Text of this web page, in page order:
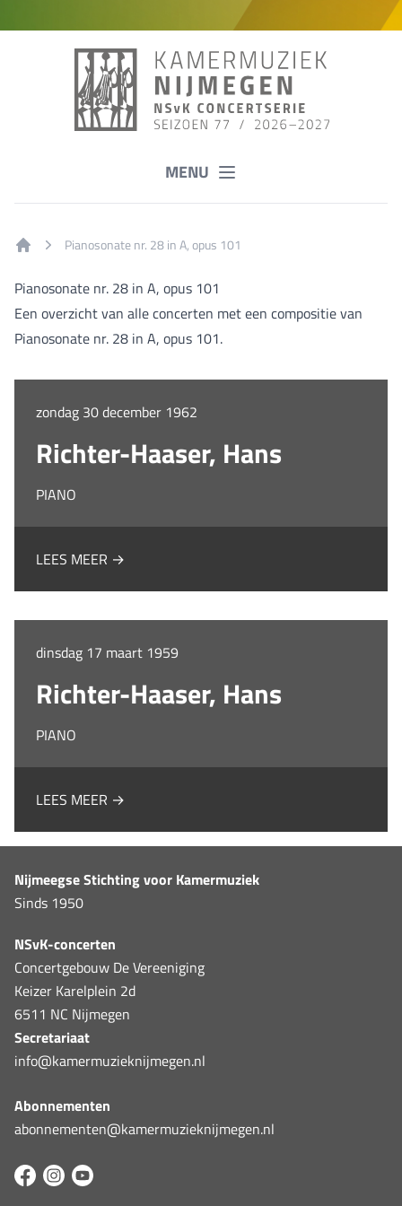
MENU
Pianosonate nr. 28 in A, opus 101
Pianosonate nr. 28 in A, opus 101
Een overzicht van alle concerten met een compositie van
Pianosonate nr. 28 in A, opus 101.
zondag 30 december 1962
Richter-Haaser, Hans
PIANO
LEES MEER →
dinsdag 17 maart 1959
Richter-Haaser, Hans
PIANO
LEES MEER →
Nijmeegse Stichting voor Kamermuziek
Sinds 1950
NSvK-concerten
Concertgebouw De Vereeniging
Keizer Karelplein 2d
6511 NC Nijmegen
Secretariaat
info@kamermuzieknijmegen.nl
Abonnementen
abonnementen@kamermuzieknijmegen.nl